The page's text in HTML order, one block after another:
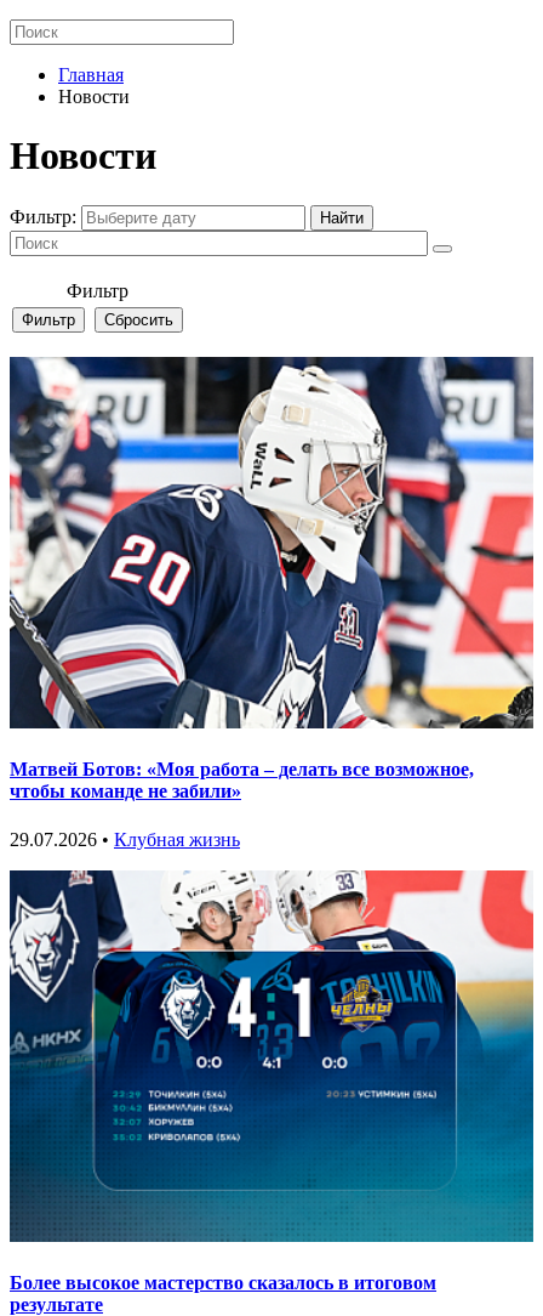
Главная
Новости
Новости
Фильтр:
Фильтр
Матвей Ботов: «Моя работа – делать все возможное,
чтобы команде не забили»
29.07.2026 • Клубная жизнь
Более высокое мастерство сказалось в итоговом
результате